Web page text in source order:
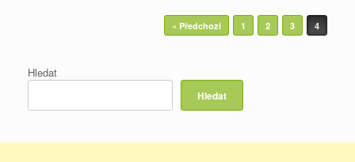
« Předchozí 1 2 3 4
Hledat
Hledat